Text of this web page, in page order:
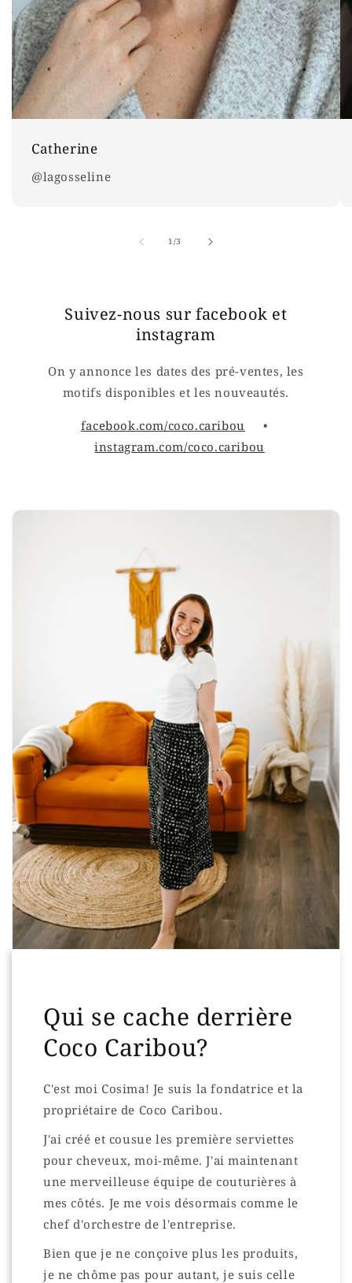
Catherine
@lagosseline
1/
de3
Suivez-nous sur facebook et
instagram
On y annonce les dates des pré-ventes, les
motifs disponibles et les nouveautés.
facebook.com/coco.caribou
•
instagram.com/coco.caribou
Qui se cache derrière
Coco Caribou?
C'est moi Cosima! Je suis la fondatrice et la
propriétaire de Coco Caribou.
J'ai créé et cousue les première serviettes
pour cheveux, moi-même. J'ai maintenant
une merveilleuse équipe de couturières à
mes côtés. Je me vois désormais comme le
chef d'orchestre de l'entreprise.
Bien que je ne conçoive plus les produits,
je ne chôme pas pour autant, je suis celle